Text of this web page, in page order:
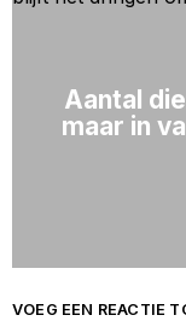
Aantal
maar in
VOEG EEN REACTIE